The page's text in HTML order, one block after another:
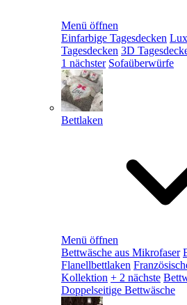
Menü öffnen
Einfarbige Tagesdecken
Tagesdecken 3D
1 nächster Sofaüberwürfe
Bettlaken
Menü öffnen
Bettwäsche aus Mikrofaser
Flanellbettlaken
Kollektion + 2 nächste
Doppelseitige Bettwäsche